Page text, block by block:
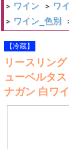
> ワイン > ワ
> ワイン_色別
【冷蔵】
リースリン
ューベルタ
ナガン 白ワ